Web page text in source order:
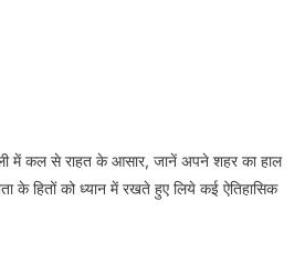
में कल से राहत के आसार, जानें अपने शहर का हाल
के हितों को ध्यान में रखते हुए लिये कई ऐतिहासिक